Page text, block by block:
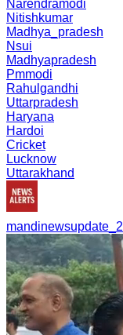
Narendramodi
Nitishkumar
Madhya_pradesh
Nsui
Madhyapradesh
Pmmodi
Rahulgandhi
Uttarpradesh
Haryana
Hardoi
Cricket
Lucknow
Uttarakhand
mandinewsupdate_2